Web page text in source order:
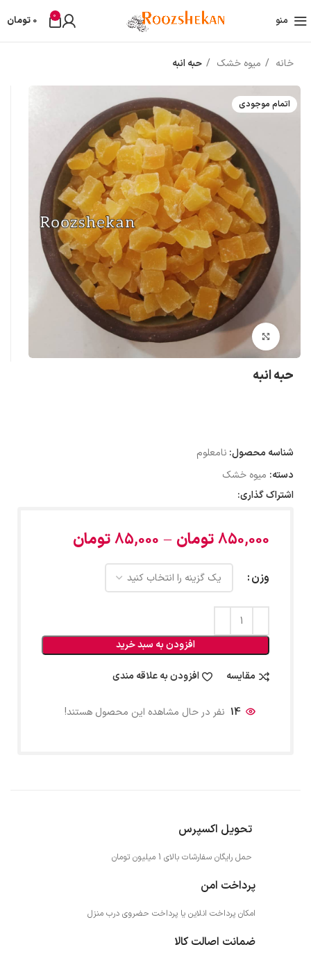
منو 0
0 تومان
خانه میوه خشک حبه انبه
اتمام موجودی
بزرگنمایی تصویر
حبه انبه
شناسه محصول: نامعلوم
دسته: میوه خشک
اشتراک گذاری:
850,000تومان –
85,000تومان
وزن
افزودن به سبد خرید
مقایسه افزودن به علاقه مندی
14 نفر در حال مشاهده این محصول هستند!
تحویل اکسپرس
حمل رایگان سفارشات بالای 1 میلیون تومان
پرداخت امن
امکان پرداخت انلاین یا پرداخت حضروی درب منزل
ضمانت اصالت کالا